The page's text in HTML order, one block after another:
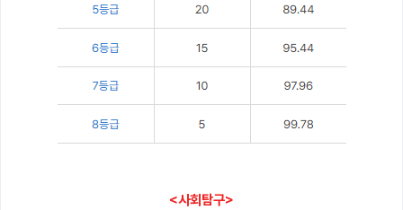
<사회탐구>